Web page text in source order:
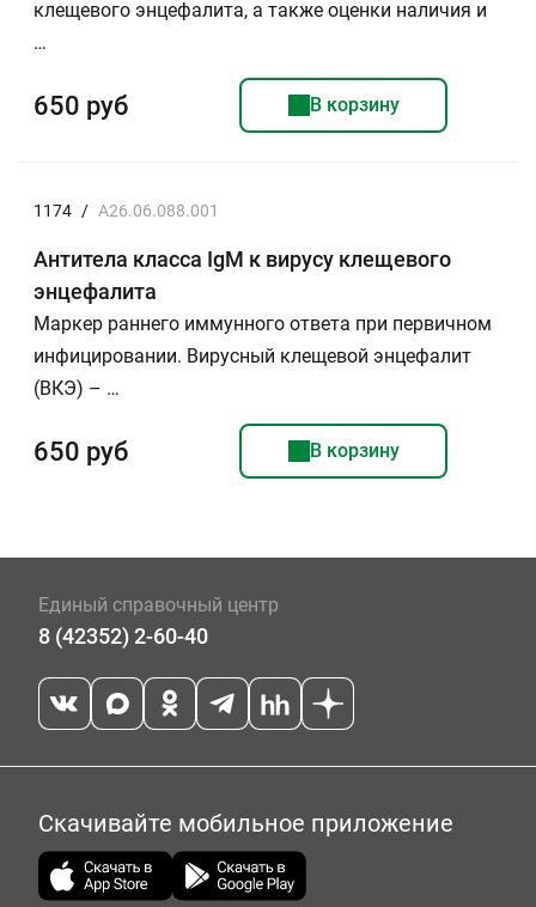
клещевого энцефалита, а также оценки наличия и
…
650 руб В корзину
1174 / A26.06.088.001
Антитела класса IgМ к вирусу клещевого
энцефалита
Маркер раннего иммунного ответа при первичном
инфицировании. Вирусный клещевой энцефалит
(ВКЭ) – …
650 руб В корзину
Единый справочный центр
8 (42352) 2-60-40
Скачивайте мобильное приложение